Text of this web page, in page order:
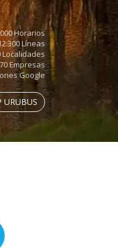
Horarios
Líneas
Localidades
70 Empresas
Google
URUBUS